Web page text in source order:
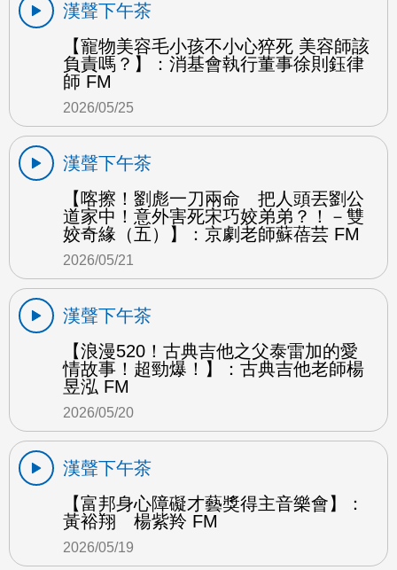
漢聲下午茶
【寵物美容毛小孩不小心猝死 美容師該
負責嗎？】：消基會執行董事徐則鈺律
師 FM
2026/05/25
漢聲下午茶
【喀擦！劉彪一刀兩命 把人頭丟劉公
道家中！意外害死宋巧姣弟弟？！－雙
姣奇緣（五）】：京劇老師蘇蓓芸 FM
2026/05/21
漢聲下午茶
【浪漫520！古典吉他之父泰雷加的愛
情故事！超勁爆！】：古典吉他老師楊
昱泓 FM
2026/05/20
漢聲下午茶
【富邦身心障礙才藝獎得主音樂會】：
黃裕翔 楊紫羚 FM
2026/05/19